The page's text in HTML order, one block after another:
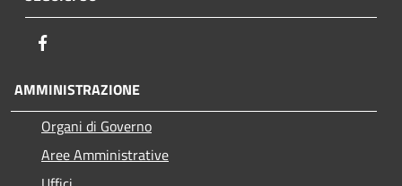
AMMINISTRAZIONE
Organi di Governo
Aree Amministrative